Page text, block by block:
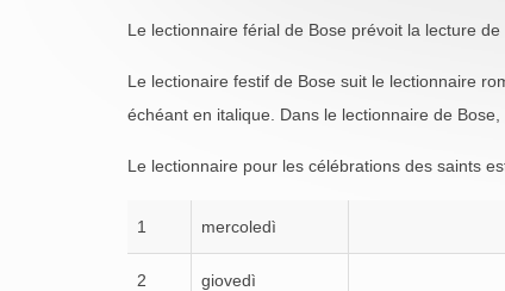
Le lectionnaire férial de Bose prévoit la lecture
Le lectionaire festif de Bose suit le lectionnaire
échéant en italique. Dans le lectionnaire de
Le lectionnaire pour les célébrations des saints
1 mercoledì
2 giovedì